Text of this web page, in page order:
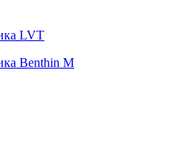
LVT
Benthin M